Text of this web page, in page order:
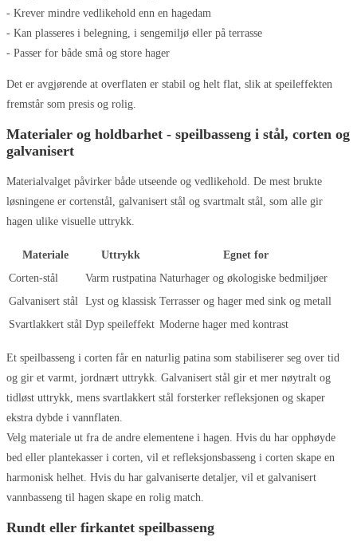
- Krever mindre vedlikehold enn en hagedam
- Kan plasseres i belegning, i sengemiljø eller på terrasse
- Passer for både små og store hager
Det er avgjørende at overflaten er stabil og helt flat, slik at speileffekten
fremstår som presis og rolig.
Materialer og holdbarhet - speilbasseng i stål, corten og
galvanisert
Materialvalget påvirker både utseende og vedlikehold. De mest brukte
løsningene er cortenstål, galvanisert stål og svartmalt stål, som alle gir
hagen ulike visuelle uttrykk.
Materiale Uttrykk
Egnet for
Corten-stål
Varm rustpatina Naturhager og økologiske bedmiljøer
Galvanisert stål
Lyst og klassisk Terrasser og hager med sink og metall
Svartlakkert stål Dyp speileffekt Moderne hager med kontrast
Et speilbasseng i corten får en naturlig patina som stabiliserer seg over tid
og gir et varmt, jordnært uttrykk. Galvanisert stål gir et mer nøytralt og
tidløst uttrykk, mens svartlakkert stål forsterker refleksjonen og skaper
ekstra dybde i vannflaten.
Velg materiale ut fra de andre elementene i hagen. Hvis du har opphøyde
bed eller plantekasser i corten, vil et refleksjonsbasseng i corten skape en
harmonisk helhet. Hvis du har galvaniserte detaljer, vil et galvanisert
vannbasseng til hagen skape en rolig match.
Rundt eller firkantet speilbasseng